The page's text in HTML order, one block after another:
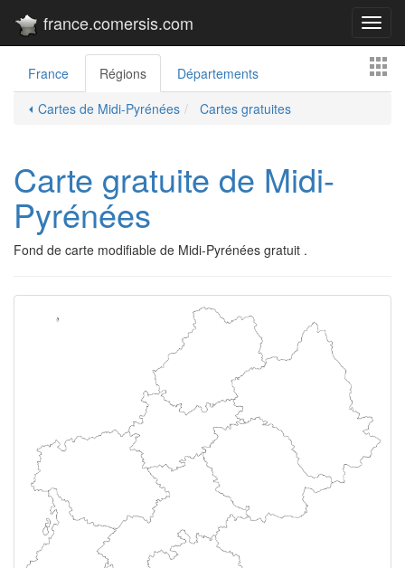
france.comersis.com
France Régions
Départements
⏴ Cartes de Midi-Pyrénées
Cartes gratuites
Carte gratuite de Midi-
Pyrénées
Fond de carte modifiable de Midi-Pyrénées gratuit .